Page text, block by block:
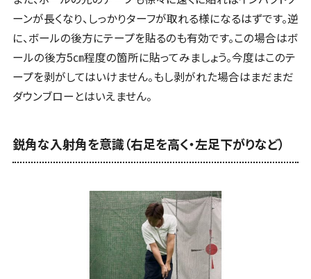
ーンが長くなり、しっかりターフが取れる様になるはずです。逆
に、ボールの後方にテープを貼るのも有効です。この場合はボ
ールの後方5㎝程度の箇所に貼ってみましょう。今度はこのテ
ープを剥がしてはいけません。もし剥がれた場合はまだまだ
ダウンブローとはいえません。
鋭角な入射角を意識（右足を高く・左足下がりなど）